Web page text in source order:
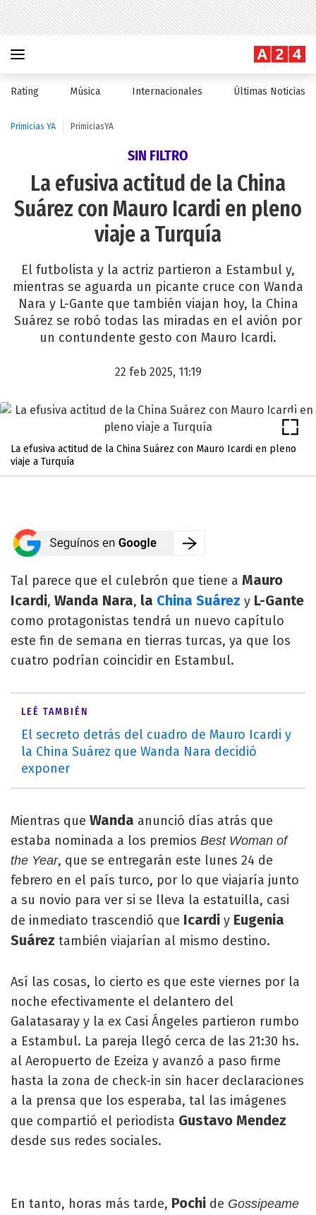
Rating Música Internacionales Últimas Noticias
Primicias YA PrimiciasYA
SIN FILTRO
La efusiva actitud de la China
Suárez con Mauro Icardi en pleno
viaje a Turquía
El futbolista y la actriz partieron a Estambul y,
mientras se aguarda un picante cruce con Wanda
Nara y L-Gante que también viajan hoy, la China
Suárez se robó todas las miradas en el avión por
un contundente gesto con Mauro Icardi.
22 feb 2025, 11:19
La efusiva actitud de la China Suárez con Mauro Icardi en pleno
viaje a Turquía
Tal parece que el culebrón que tiene a Mauro
Icardi, Wanda Nara, la China Suárez y L-Gante
como protagonistas tendrá un nuevo capítulo
este fin de semana en tierras turcas, ya que los
cuatro podrían coincidir en Estambul.
LEÉ TAMBIÉN
El secreto detrás del cuadro de Mauro Icardi y
la China Suárez que Wanda Nara decidió
exponer
Mientras que Wanda anunció días atrás que
estaba nominada a los premios Best Woman of
the Year, que se entregarán este lunes 24 de
febrero en el país turco, por lo que viajaría junto
a su novio para ver si se lleva la estatuilla, casi
de inmediato trascendió que Icardi y Eugenia
Suárez también viajarían al mismo destino.
Así las cosas, lo cierto es que este viernes por la
noche efectivamente el delantero del
Galatasaray y la ex Casi Ángeles partieron rumbo
a Estambul. La pareja llegó cerca de las 21:30 hs.
al Aeropuerto de Ezeiza y avanzó a paso firme
hasta la zona de check-in sin hacer declaraciones
a la prensa que los esperaba, tal las imágenes
que compartió el periodista Gustavo Mendez
desde sus redes sociales.
En tanto, horas más tarde, Pochi de Gossipeame